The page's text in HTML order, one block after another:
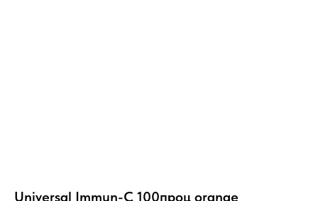
Universal Immun-C 100проц orange